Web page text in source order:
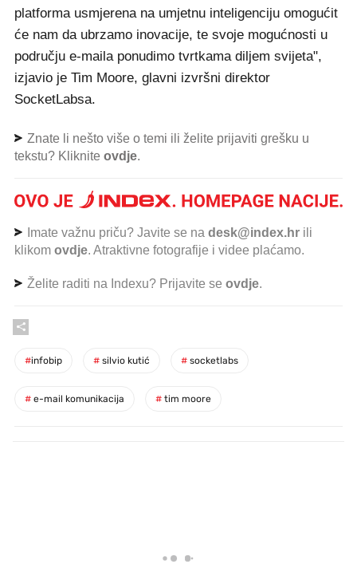
platforma usmjerena na umjetnu inteligenciju omogućit
će nam da ubrzamo inovacije, te svoje mogućnosti u
području e-maila ponudimo tvrtkama diljem svijeta",
izjavio je Tim Moore, glavni izvršni direktor
SocketLabsa.
Znate li nešto više o temi ili želite prijaviti grešku u
tekstu? Kliknite ovdje.
Imate važnu priču? Javite se na desk@index.hr ili
klikom ovdje. Atraktivne fotografije i videe plaćamo.
Želite raditi na Indexu? Prijavite se ovdje.
#infobip # silvio kutić # socketlabs
# e-mail komunikacija # tim moore